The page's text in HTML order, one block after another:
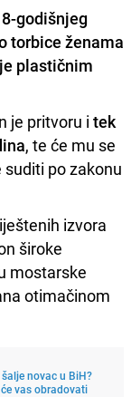
godišnjeg
torbice ženama
plastičnim
je pritvoru i tek
, te će mu se
po zakonu
izvora
široke
mostarske
otimačinom
novac u BiH?
vas obradovati